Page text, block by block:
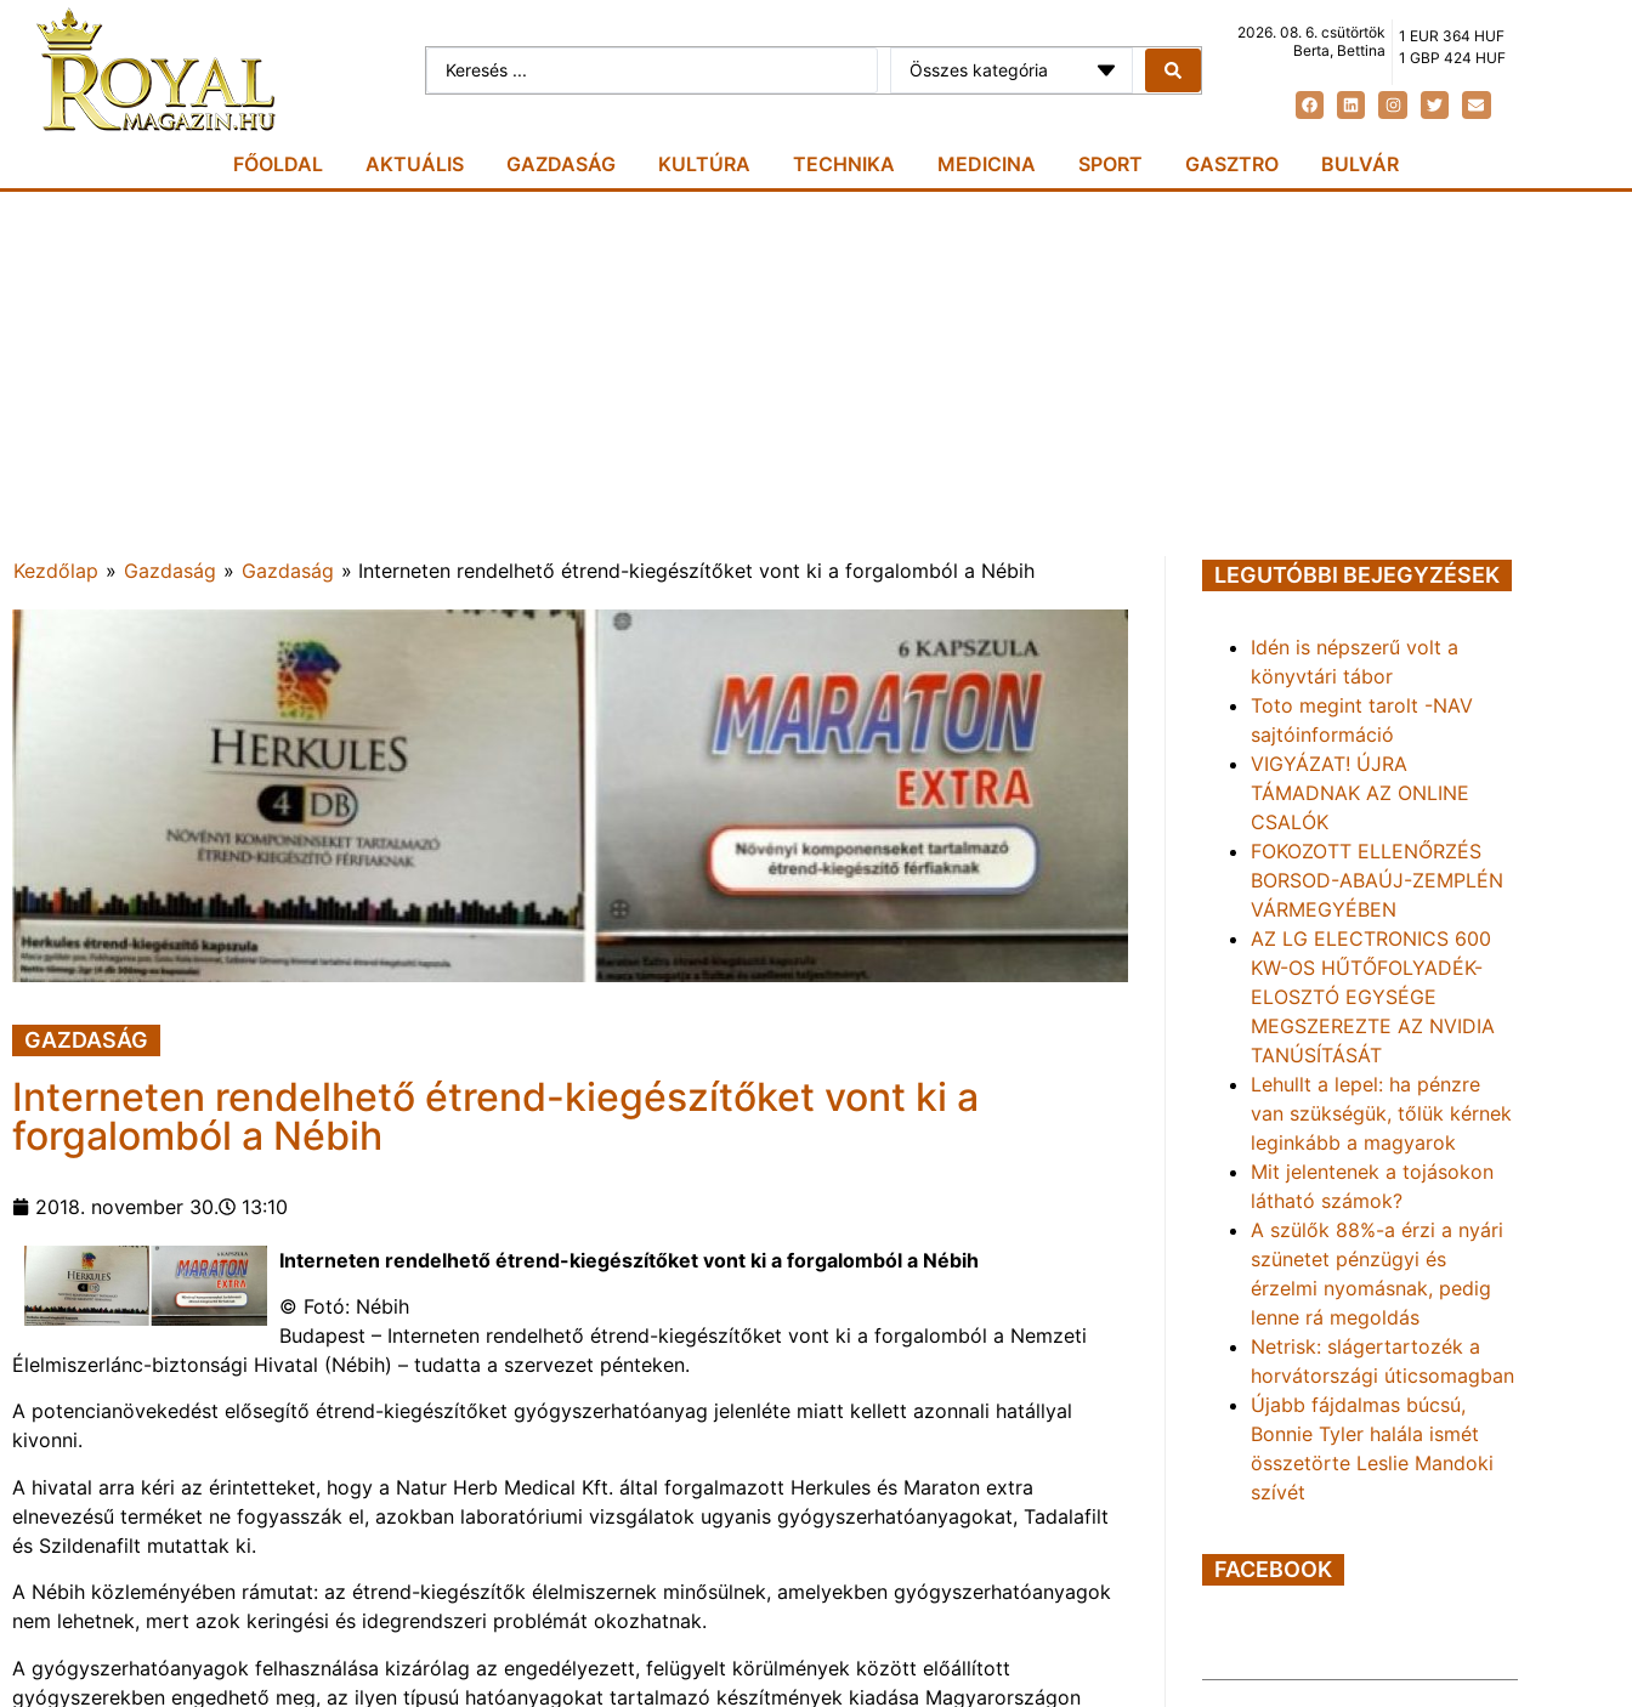
Összes kategória
2026. 08. 6. csütörtök
Berta, Bettina
1 EUR 364 HUF
1 GBP 424 HUF
FŐOLDAL AKTUÁLIS GAZDASÁG KULTÚRA TECHNIKA MEDICINA SPORT GASZTRO BULVÁR
Kezdőlap » Gazdaság » Gazdaság » Interneten rendelhető étrend-kiegészítőket vont ki a forgalomból a Nébih
GAZDASÁG
Interneten rendelhető étrend-kiegészítőket vont ki a
forgalomból a Nébih
2018. november 30. 13:10
Interneten rendelhető étrend-kiegészítőket vont ki a forgalomból a Nébih
© Fotó: Nébih
Budapest – Interneten rendelhető étrend-kiegészítőket vont ki a forgalomból a Nemzeti
Élelmiszerlánc-biztonsági Hivatal (Nébih) – tudatta a szervezet pénteken.
A potencianövekedést elősegítő étrend-kiegészítőket gyógyszerhatóanyag jelenléte miatt kellett azonnali hatállyal
kivonni.
A hivatal arra kéri az érintetteket, hogy a Natur Herb Medical Kft. által forgalmazott Herkules és Maraton extra
elnevezésű terméket ne fogyasszák el, azokban laboratóriumi vizsgálatok ugyanis gyógyszerhatóanyagokat, Tadalafilt
és Szildenafilt mutattak ki.
A Nébih közleményében rámutat: az étrend-kiegészítők élelmiszernek minősülnek, amelyekben gyógyszerhatóanyagok
nem lehetnek, mert azok keringési és idegrendszeri problémát okozhatnak.
A gyógyszerhatóanyagok felhasználása kizárólag az engedélyezett, felügyelt körülmények között előállított
gyógyszerekben engedhető meg, az ilyen típusú hatóanyagokat tartalmazó készítmények kiadása Magyarországon
LEGUTÓBBI BEJEGYZÉSEK
Idén is népszerű volt a
könyvtári tábor
Toto megint tarolt -NAV
sajtóinformáció
VIGYÁZAT! ÚJRA
TÁMADNAK AZ ONLINE
CSALÓK
FOKOZOTT ELLENŐRZÉS
BORSOD-ABAÚJ-ZEMPLÉN
VÁRMEGYÉBEN
AZ LG ELECTRONICS 600
KW-OS HŰTŐFOLYADÉK-
ELOSZTÓ EGYSÉGE
MEGSZEREZTE AZ NVIDIA
TANÚSÍTÁSÁT
Lehullt a lepel: ha pénzre
van szükségük, tőlük kérnek
leginkább a magyarok
Mit jelentenek a tojásokon
látható számok?
A szülők 88%-a érzi a nyári
szünetet pénzügyi és
érzelmi nyomásnak, pedig
lenne rá megoldás
Netrisk: slágertartozék a
horvátországi úticsomagban
Újabb fájdalmas búcsú,
Bonnie Tyler halála ismét
összetörte Leslie Mandoki
szívét
FACEBOOK